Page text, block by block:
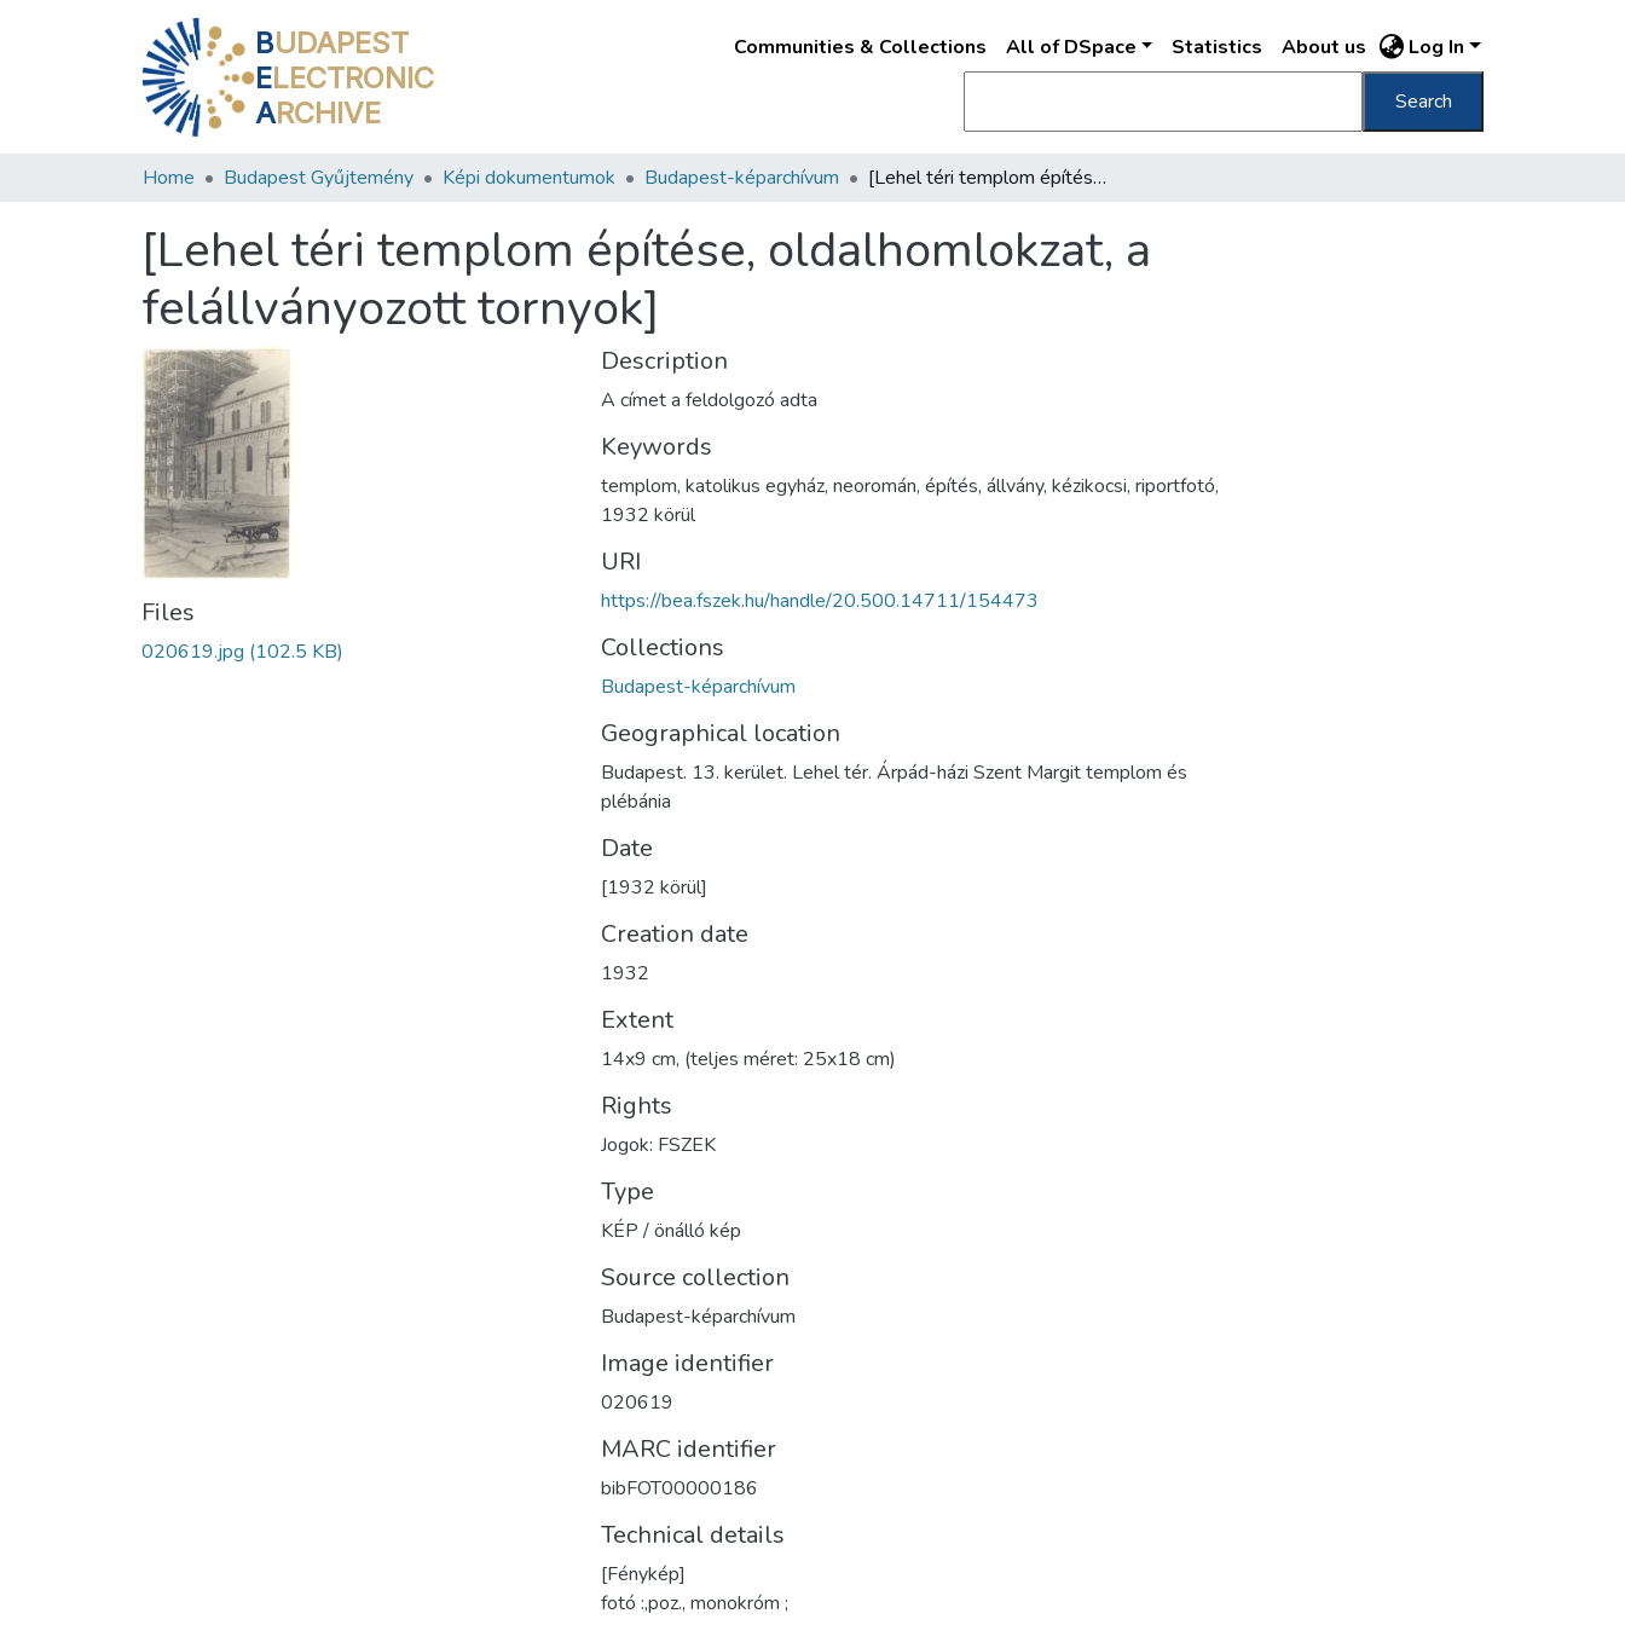
BUDAPEST
ELECTRONIC
ARCHIVE
Communities & Collections All of DSpace Statistics About us Log In
Search
Home Budapest Gyűjtemény Képi dokumentumok Budapest-képarchívum [Lehel téri templom építése, oldalhomlokzat, a felállványozott tornyok]
[Lehel téri templom építése, oldalhomlokzat, a
felállványozott tornyok]
Files
020619.jpg (102.5 KB)
Description
A címet a feldolgozó adta
Keywords
templom, katolikus egyház, neoromán, építés, állvány, kézikocsi, riportfotó,
1932 körül
URI
https://bea.fszek.hu/handle/20.500.14711/154473
Collections
Budapest-képarchívum
Geographical location
Budapest. 13. kerület. Lehel tér. Árpád-házi Szent Margit templom és
plébánia
Date
[1932 körül]
Creation date
1932
Extent
14x9 cm, (teljes méret: 25x18 cm)
Rights
Jogok: FSZEK
Type
KÉP / önálló kép
Source collection
Budapest-képarchívum
Image identifier
020619
MARC identifier
bibFOT00000186
Technical details
[Fénykép]
fotó :,poz., monokróm ;